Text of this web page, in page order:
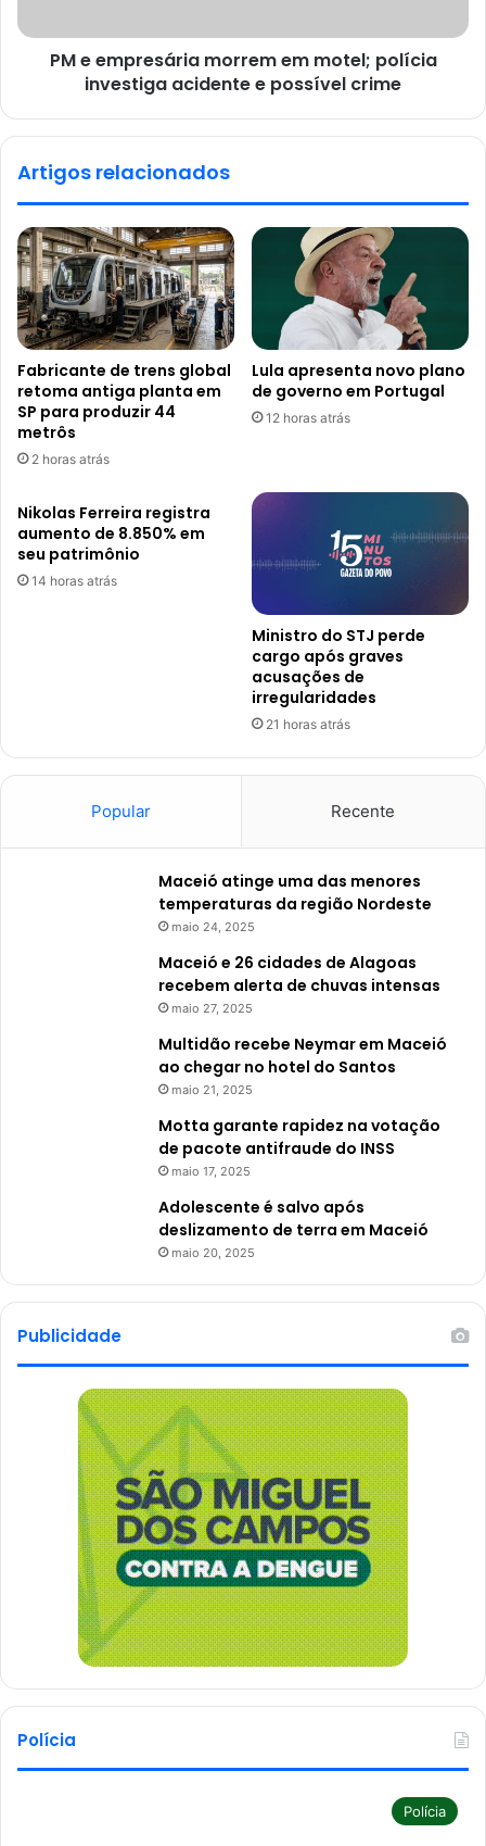
PM e empresária morrem em motel; polícia
investiga acidente e possível crime
Artigos relacionados
Fabricante de trens global
retoma antiga planta em
SP para produzir 44
metrôs
2 horas atrás
Lula apresenta novo plano
de governo em Portugal
12 horas atrás
Nikolas Ferreira registra
aumento de 8.850% em
seu patrimônio
14 horas atrás
Ministro do STJ perde
cargo após graves
acusações de
irregularidades
21 horas atrás
Popular Recente
Maceió atinge uma das menores
temperaturas da região Nordeste
maio 24, 2025
Maceió e 26 cidades de Alagoas
recebem alerta de chuvas intensas
maio 27, 2025
Multidão recebe Neymar em Maceió
ao chegar no hotel do Santos
maio 21, 2025
Motta garante rapidez na votação
de pacote antifraude do INSS
maio 17, 2025
Adolescente é salvo após
deslizamento de terra em Maceió
maio 20, 2025
Publicidade
Polícia
Polícia